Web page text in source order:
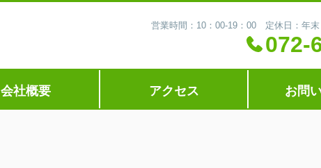
営業時間：10：00-19：00 定休日：年末
072-
会社概要 アクセス お問